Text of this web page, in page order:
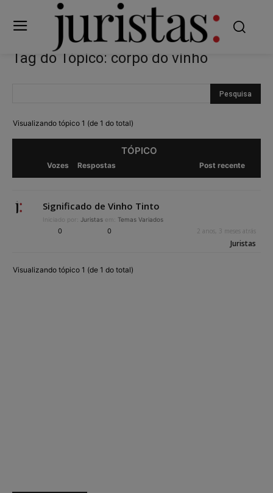
Tag do Tópico: corpo do vinho
Visualizando tópico 1 (de 1 do total)
TÓPICO
Vozes Respostas Post recente
Significado de Vinho Tinto
Iniciado por: Juristas em: Temas Variados
0 0 2 anos, 3 meses atrás
Juristas
Visualizando tópico 1 (de 1 do total)